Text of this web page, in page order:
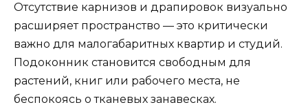
Отсутствие карнизов и драпировок визуально
расширяет пространство — это критически
важно для малогабаритных квартир и студий.
Подоконник становится свободным для
растений, книг или рабочего места, не
беспокоясь о тканевых занавесках.